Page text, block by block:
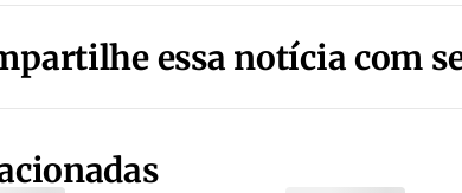
essa notícia com